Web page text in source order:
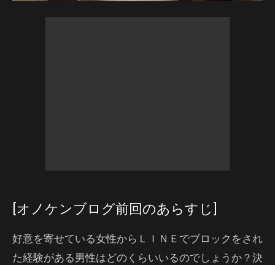
[オノケンブログ前回のあらすじ]
好意を寄せている女性からＬＩＮＥでブロックをされ
た経験がある男性はどのくらいいるのでしょうか？決